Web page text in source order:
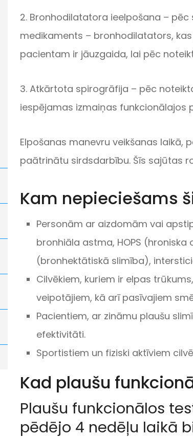
2. Bronhodilatatora ieelpošana –
medikaments – bronhodilatators,
pacientam ir jāuzgaida, lai pēc
3. Atkārtota spirogrāfija – pēc
iespējamas izmaiņas funkcionālajos
Elpošanas manevru veikšanas laikā,
paātrinātu sirdsdarbību. Šīs sajūtas
Kam nepieciešams
Personām ar aizdomām vai
bronhiāla astma, HOPS
(bronhektātiskā slimība),
Cilvēkiem, kuriem ir elpas
veipotājiem, kā arī pasīvajiem
Pacientiem, ar zināmu plaušu
efektivitāti.
Sportistiem un fiziski aktīviem
Kad plaušu
Plaušu funkcionālos
pēdējo 4 nedēļu laikā